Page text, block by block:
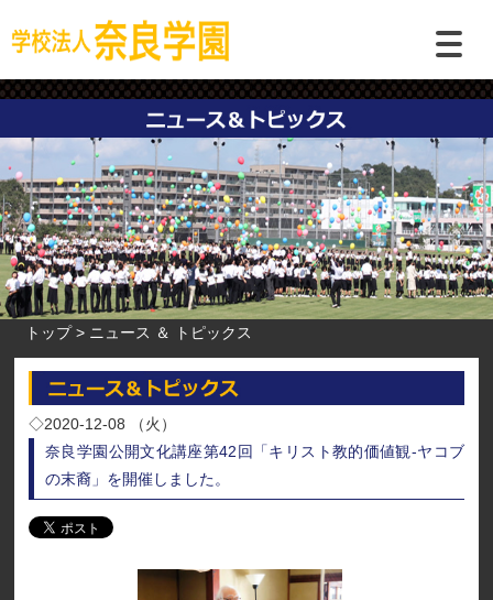
トップ ニュース ＆ トピックス
◇2020-12-08 （火）
奈良学園公開文化講座第42回「キリスト教的価値観-ヤコブ
の末裔」を開催しました。